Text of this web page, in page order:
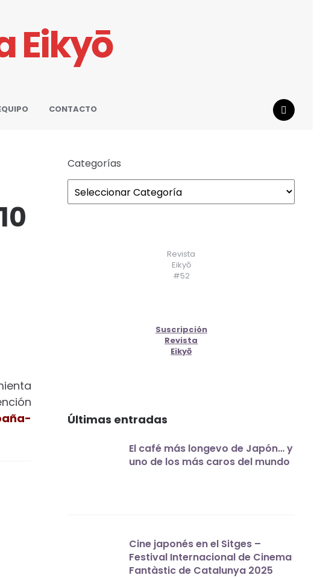
Eikyō
CONTACTO
Categorías
Revista
Eikyō
#52
Suscripción
Revista
Eikyō
Últimas entradas
El café más longevo de Japón… y
uno de los más caros del mundo
Cine japonés en el Sitges –
Festival Internacional de Cinema
Fantàstic de Catalunya 2025